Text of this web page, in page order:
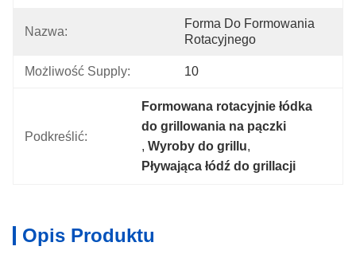
Nazwa:
Forma Do Formowania
Rotacyjnego
Możliwość Supply: 10
Podkreślić:
Formowana rotacyjnie łódka
do grillowania na pączki
, Wyroby do grillu,
Pływająca łódź do grillacji
Opis Produktu